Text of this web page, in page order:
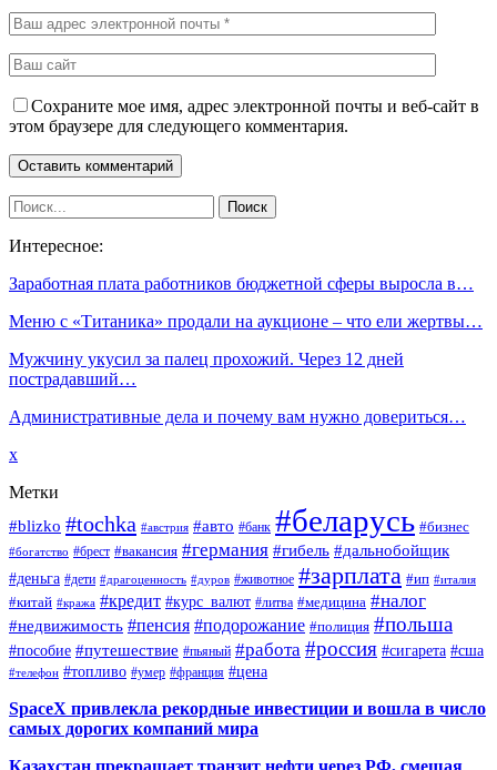
Сохраните мое имя, адрес электронной почты и веб-сайт в
этом браузере для следующего комментария.
Интересное:
Заработная плата работников бюджетной сферы выросла в…
Меню с «Титаника» продали на аукционе – что ели жертвы…
Мужчину укусил за палец прохожий. Через 12 дней
пострадавший…
Административные дела и почему вам нужно довериться…
x
Метки
#blizko #tochka #австрия #авто #банк #беларусь #бизнес
#богатство #брест #вакансия #германия #гибель #дальнобойщик
#деньга #дети #драгоценность #дуров #животное #зарплата #ип #италия
#китай #кража #кредит #курс_валют #литва #медицина #налог
#недвижимость #пенсия #подорожание #полиция #польша
#пособие #путешествие #пьяный #работа #россия #сигарета #сша
#телефон #топливо #умер #франция #цена
SpaceX привлекла рекордные инвестиции и вошла в число
самых дорогих компаний мира
Казахстан прекращает транзит нефти через РФ, смещая